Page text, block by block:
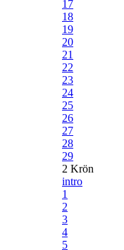
17
18
19
20
21
22
23
24
25
26
27
28
29
2 Krön
intro
1
2
3
4
5